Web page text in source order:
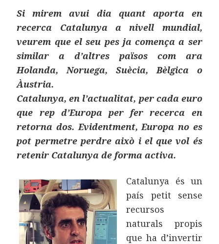
Si mirem avui dia quant aporta en
recerca Catalunya a nivell mundial,
veurem que el seu pes ja comença a ser
similar a d’altres països com ara
Holanda, Noruega, Suècia, Bèlgica o
Àustria.
Catalunya, en l’actualitat, per cada euro
que rep d’Europa per fer recerca en
retorna dos. Evidentment, Europa no es
pot permetre perdre això i el que vol és
retenir Catalunya de forma activa.
Catalunya és un
país petit sense
recursos
naturals propis
que ha d’invertir